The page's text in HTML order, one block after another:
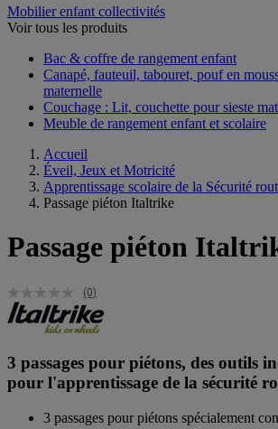
Mobilier enfant collectivités
Voir tous les produits
Bac & coffre de rangement enfant​
Canapé, fauteuil, tabouret, pouf en
maternelle
Couchage : Lit, couchette pour sieste
Meuble de rangement enfant et scolaire
Accueil
Éveil, Jeux et Motricité
Apprentissage scolaire de la Sécurité
Passage piéton Italtrike
Passage piéton
(0)
3 passages pour piétons, des outils
pour l'apprentissage de la sécurité
3 passages pour piétons spécialement